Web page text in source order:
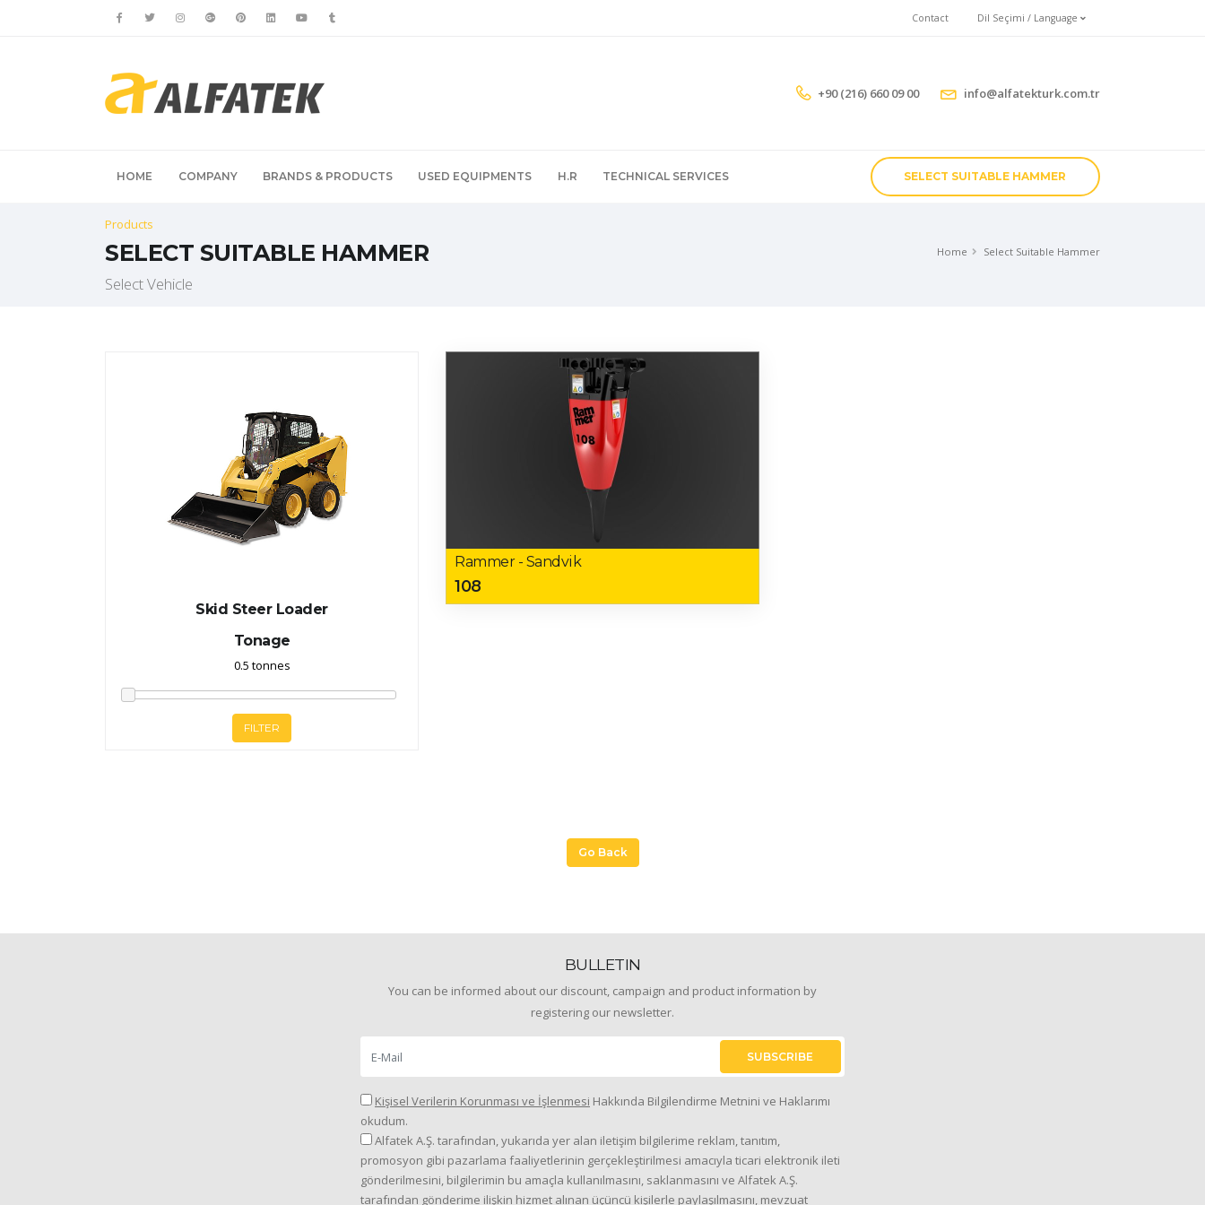
Contact Dil Seçimi / Language
+90 (216) 660 09 00 info@alfatekturk.com.tr
HOME COMPANY BRANDS & PRODUCTS USED EQUIPMENTS H.R TECHNICAL SERVICES SELECT SUITABLE HAMMER
Products
SELECT SUITABLE HAMMER
Select Vehicle
Home Select Suitable Hammer
Skid Steer Loader
Tonage
FILTER
Rammer - Sandvik
108
Go Back
BULLETIN
You can be informed about our discount, campaign and product information by
registering our newsletter.
SUBSCRIBE
Kişisel Verilerin Korunması ve İşlenmesi Hakkında Bilgilendirme Metnini ve Haklarımı
okudum.
Alfatek A.Ş. tarafından, yukarıda yer alan iletişim bilgilerime reklam, tanıtım,
promosyon gibi pazarlama faaliyetlerinin gerçekleştirilmesi amacıyla ticari elektronik ileti
gönderilmesini, bilgilerimin bu amaçla kullanılmasını, saklanmasını ve Alfatek A.Ş.
tarafından gönderime ilişkin hizmet alınan üçüncü kişilerle paylaşılmasını, mevzuat